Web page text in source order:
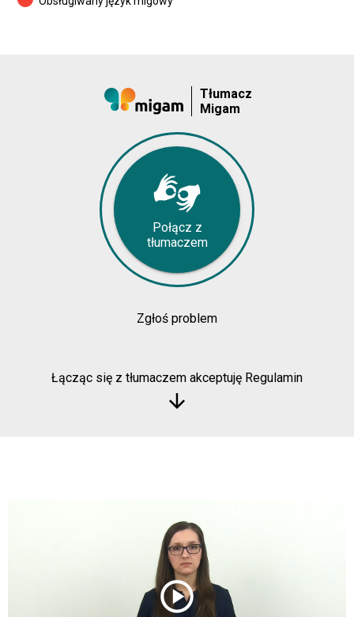
Tłumacz
Migam
Połącz z
tłumaczem
Zgłoś problem
Łącząc się z tłumaczem akceptuję Regulamin
arrow_downward
play_circle